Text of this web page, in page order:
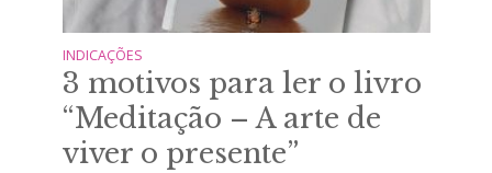
INDICAÇÕES
3 motivos para ler o livro
“Meditação – A arte de
viver o presente”